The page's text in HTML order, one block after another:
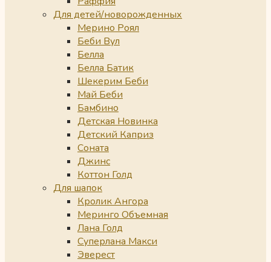
Для детей/новорожденных
Мерино Роял
Беби Вул
Белла
Белла Батик
Шекерим Беби
Май Беби
Бамбино
Детская Новинка
Детский Каприз
Соната
Джинс
Коттон Голд
Для шапок
Кролик Ангора
Меринго Объемная
Лана Голд
Суперлана Макси
Эверест